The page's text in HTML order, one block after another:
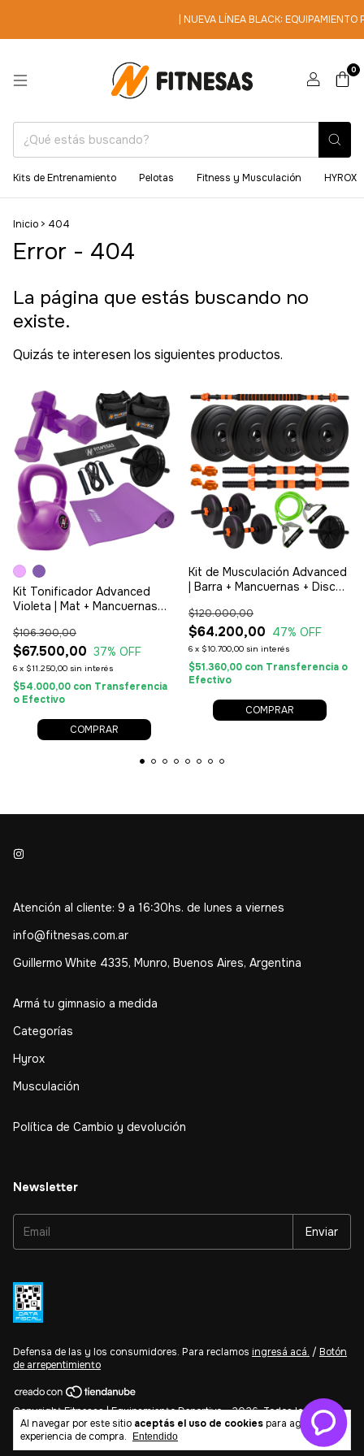
| NUEVA LÍNEA BLACK: EQUIPAMIENTO
0
Kits de Entrenamiento Pelotas Fitness y Musculación HYROX
Al navegar por este sitio aceptás el uso de cookiespara agilizar tu
experiencia de compra.
Entendido
Inicio > 404
Error - 404
La página que estás buscando no
existe.
Quizás te interesen los siguientes productos.
Kit Tonificador Advanced
Violeta | Mat + Mancuernas
+ Banda Media + Soga +
Tobilleras 1kg
$67.500,00
$106.300,00
37% OFF
6 x $11.250,00 sin interés
$54.000,00 con Transferencia
o Efectivo
COMPRAR
Kit de Musculación Advanced
| Barra + Mancuernas + Discos
regalo!
$64.200,00
$120.000,00
47% OFF
6 x $10.700,00 sin interés
$51.360,00 con Transferencia o
Efectivo
COMPRAR
Atención al cliente: 9 a 16:30hs. de lunes a viernes
info@fitnesas.com.ar
Guillermo White 4335, Munro, Buenos Aires, Argentina
Armá tu gimnasio a medida
Categorías
Hyrox
Musculación
Política de Cambio y devolución
Newsletter
Defensa de las y los consumidores. Para reclamos ingresá acá. / Botón
de arrepentimiento
Copyright Fitnesas | Equipamiento Deportivo - 2026. Todos los
derechos reservados.
Soporte en vivo
Resolvemos tus dudas al instante!